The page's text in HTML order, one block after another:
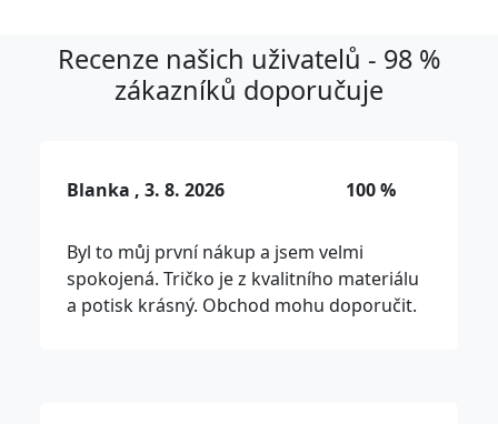
Recenze našich uživatelů - 98 %
zákazníků doporučuje
Blanka , 3. 8. 2026 100 %
Byl to můj první nákup a jsem velmi
spokojená. Tričko je z kvalitního materiálu
a potisk krásný. Obchod mohu doporučit.